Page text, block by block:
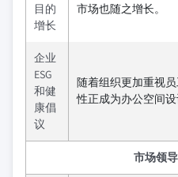
目的
增长
市场也随之增长。
企业
ESG
和健
康倡
议
随着组织更加重视
性正成为办公空间设
市场领